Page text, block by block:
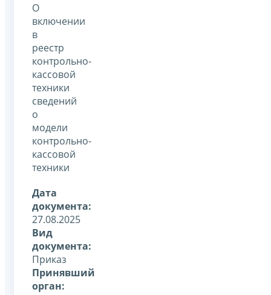
О
включении
в
реестр
контрольно-
кассовой
техники
сведений
о
модели
контрольно-
кассовой
техники
Дата
документа:
27.08.2025
Вид
документа:
Приказ
Принявший
орган: